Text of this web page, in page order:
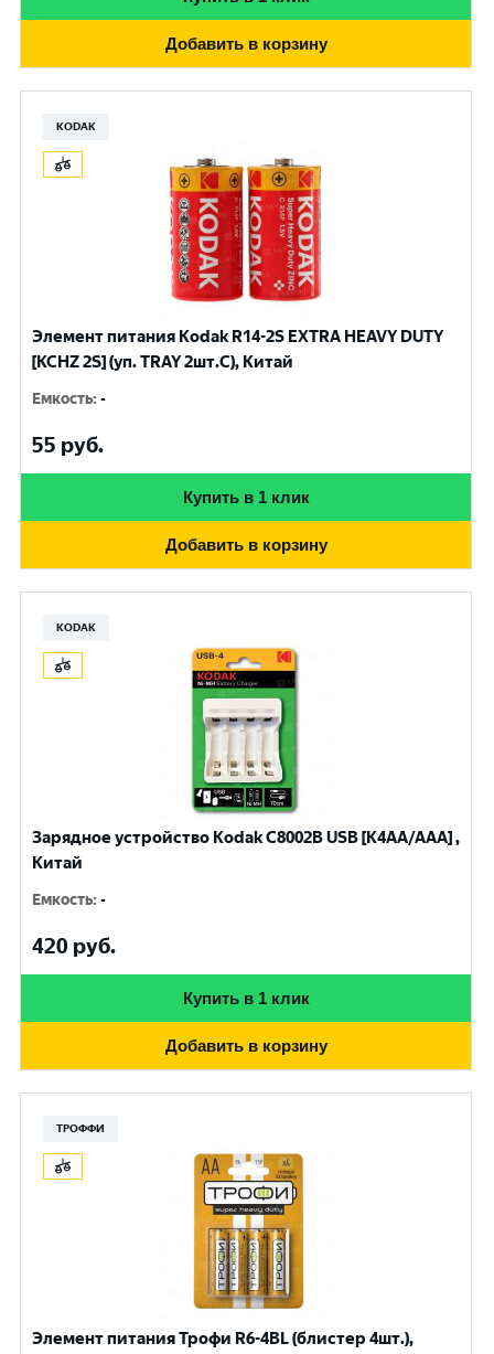
Добавить в корзину
KODAK
Элемент питания Kodak R14-2S EXTRA HEAVY DUTY
[KCHZ 2S] (уп. TRAY 2шт.C), Китай
Емкость:-
55 руб.
Купить в 1 клик
Добавить в корзину
KODAK
Зарядное устройство Kodak С8002B USB [K4AA/AAA] ,
Китай
Емкость:-
420 руб.
Купить в 1 клик
Добавить в корзину
ТРОФФИ
Элемент питания Трофи R6-4BL (блистер 4шт.),